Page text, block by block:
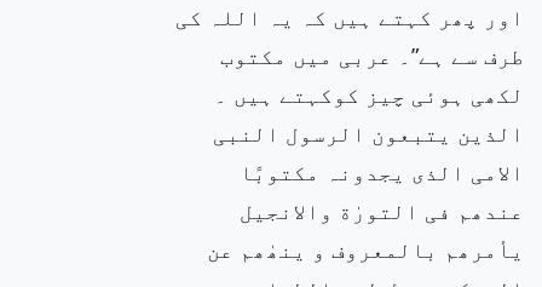
اور پھر کہتے ہیں کہ یہ اللہ کی
طرف سے ہے”۔ عربی میں مکتوب
لکھی ہوئی چیز کوکہتے ہیں ۔
الذین یتبعون الرسول النبی
الامی الذی یجدونہ مکتوبًا
عندھم فی التورٰة والانجیل
یأمرھم بالمعروف و ینھٰھم عن